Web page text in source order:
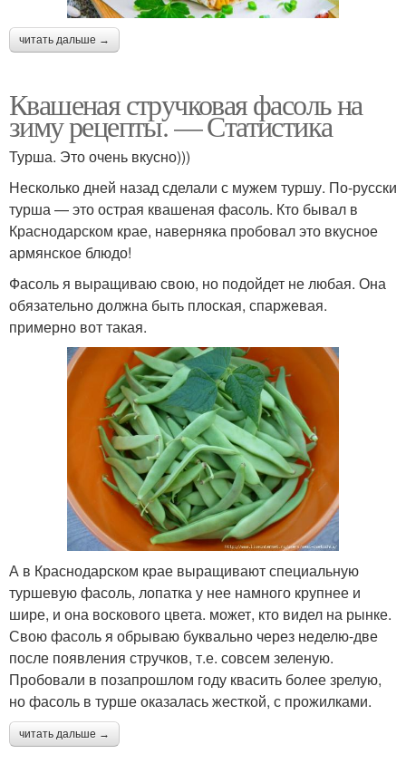
читать дальше →
Квашеная стручковая фасоль на
зиму рецепты. — Статистика
Турша. Это очень вкусно)))
Несколько дней назад сделали с мужем туршу. По-русски
турша — это острая квашеная фасоль. Кто бывал в
Краснодарском крае, наверняка пробовал это вкусное
армянское блюдо!
Фасоль я выращиваю свою, но подойдет не любая. Она
обязательно должна быть плоская, спаржевая.
примерно вот такая.
А в Краснодарском крае выращивают специальную
туршевую фасоль, лопатка у нее намного крупнее и
шире, и она воскового цвета. может, кто видел на рынке.
Свою фасоль я обрываю буквально через неделю-две
после появления стручков, т.е. совсем зеленую.
Пробовали в позапрошлом году квасить более зрелую,
но фасоль в турше оказалась жесткой, с прожилками.
читать дальше →